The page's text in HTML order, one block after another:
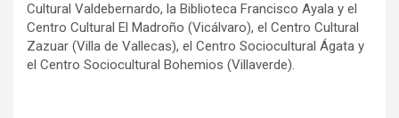
Cultural Valdebernardo, la Biblioteca Francisco Ayala y el
Centro Cultural El Madroño (Vicálvaro), el Centro Cultural
Zazuar (Villa de Vallecas), el Centro Sociocultural Ágata y
el Centro Sociocultural Bohemios (Villaverde).